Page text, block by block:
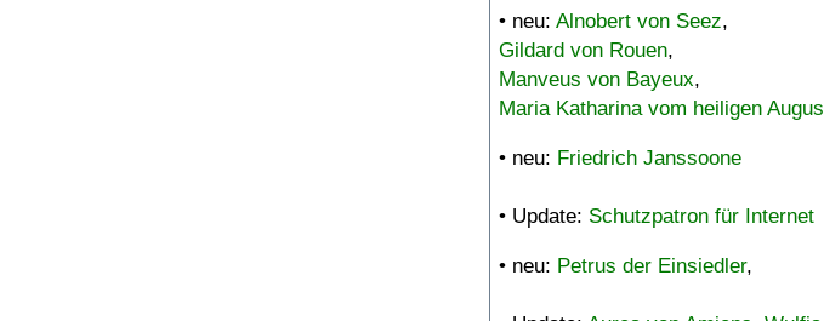
• neu: Alnobert von Seez,
Gildard von Rouen,
Manveus von Bayeux,
Maria Katharina vom heiligen
• neu: Friedrich Janssoone
• Update: Schutzpatron für Internet
• neu: Petrus der Einsiedler,